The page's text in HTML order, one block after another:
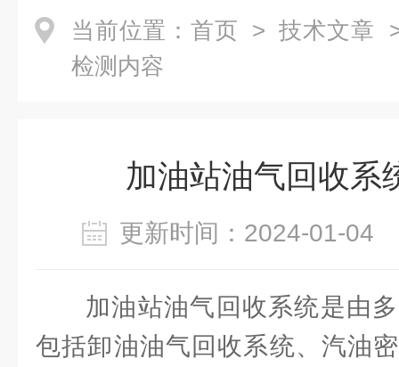
当前位置： 首页 > 技术文章
检测内容
加油站油气回收系
更新时间：2024-01-
加油站油气回收系统是由
包括卸油油气回收系统、汽油